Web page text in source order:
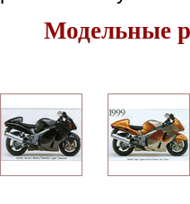
Модельные